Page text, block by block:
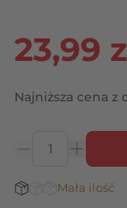
23,99
Najniższa cena z
Stan
Mała ilość